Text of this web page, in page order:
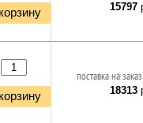
15797
поставка на
18313